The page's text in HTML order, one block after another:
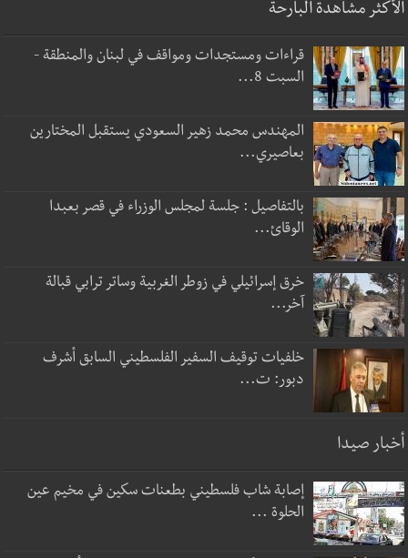
الأكثر مشاهدة البارحة
قراءات ومستجدات ومواقف في لبنان والمنطقة -
السبت 8...
المهندس محمد زهير السعودي يستقبل المختارين
بعاصيري...
بالتفاصيل : جلسة لمجلس الوزراء في قصر بعبدا
الوقائ...
خرق إسرائيلي في زوطر الغربية وساتر ترابي قبالة
آخر...
خلفيات توقيف السفير الفلسطيني السابق أشرف
دبور: ت...
أخبار صيدا
إصابة شاب فلسطيني بطعنات سكين في مخيم عين
الحلوة ...